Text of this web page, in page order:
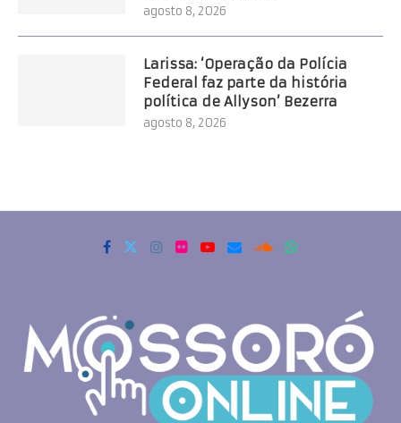
agosto 8, 2026
Larissa: ‘Operação da Polícia
Federal faz parte da história
política de Allyson’ Bezerra
agosto 8, 2026